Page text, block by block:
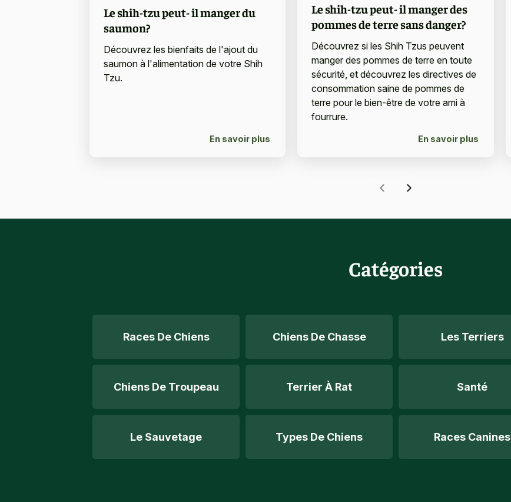
Le shih-tzu peut- il manger du
saumon?
Découvrez les bienfaits de l'ajout du
saumon à l'alimentation de votre Shih
Tzu.
En savoir plus
Le shih-tzu peut- il manger des
pommes de terre sans danger?
Découvrez si les Shih Tzus peuvent
manger des pommes de terre en toute
sécurité, et découvrez les directives de
consommation saine de pommes de
terre pour le bien-être de votre ami à
fourrure.
En savoir plus
Catégories
Races De Chiens Chiens De Chasse Les Terriers
Chiens De Troupeau Terrier À Rat Santé
Le Sauvetage Types De Chiens Races Canines